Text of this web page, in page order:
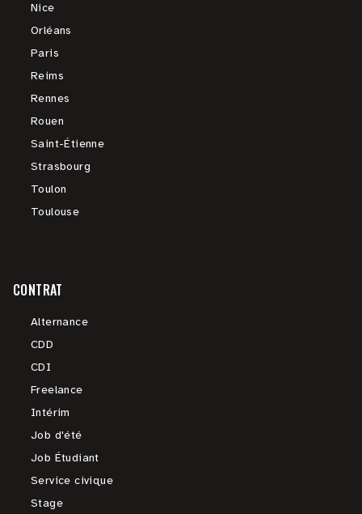
Nice
Orléans
Paris
Reims
Rennes
Rouen
Saint-Étienne
Strasbourg
Toulon
Toulouse
CONTRAT
Alternance
CDD
CDI
Freelance
Intérim
Job d'été
Job Étudiant
Service civique
Stage